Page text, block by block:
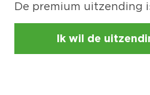
De premium uitzending
Ik wil de